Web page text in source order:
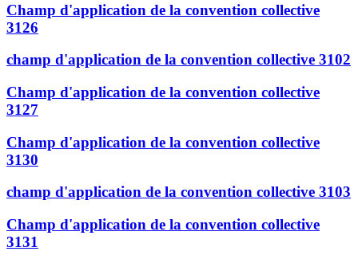
Champ d'application de la convention collective
3126
champ d'application de la convention collective 3102
Champ d'application de la convention collective
3127
Champ d'application de la convention collective
3130
champ d'application de la convention collective 3103
Champ d'application de la convention collective
3131